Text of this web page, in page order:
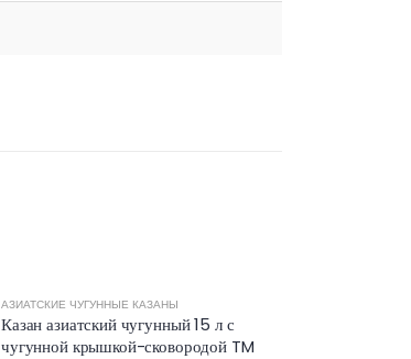
АЗИАТСКИЕ ЧУГУННЫЕ КАЗАНЫ
Казан азиатский чугунный 15 л с
чугунной крышкой-сковородой TM